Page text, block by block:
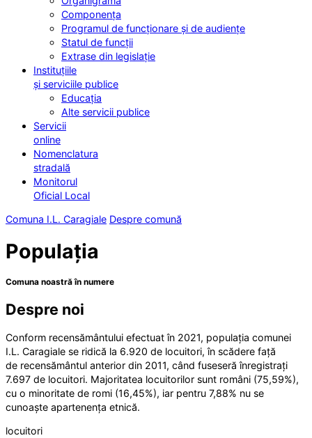
Componența
Programul de funcționare și de audiențe
Statul de funcții
Extrase din legislație
Instituțiile
și serviciile publice
Educația
Alte servicii publice
Servicii
online
Nomenclatura
stradală
Monitorul
Oficial Local
Comuna I.L. Caragiale Despre comună
Populația
Comuna noastră în numere
Despre noi
Conform recensământului efectuat în 2021, populația comunei
I.L. Caragiale se ridică la 6.920 de locuitori, în scădere față
de recensământul anterior din 2011, când fuseseră înregistrați
7.697 de locuitori. Majoritatea locuitorilor sunt români (75,59%),
cu o minoritate de romi (16,45%), iar pentru 7,88% nu se
cunoaște apartenența etnică.
locuitori